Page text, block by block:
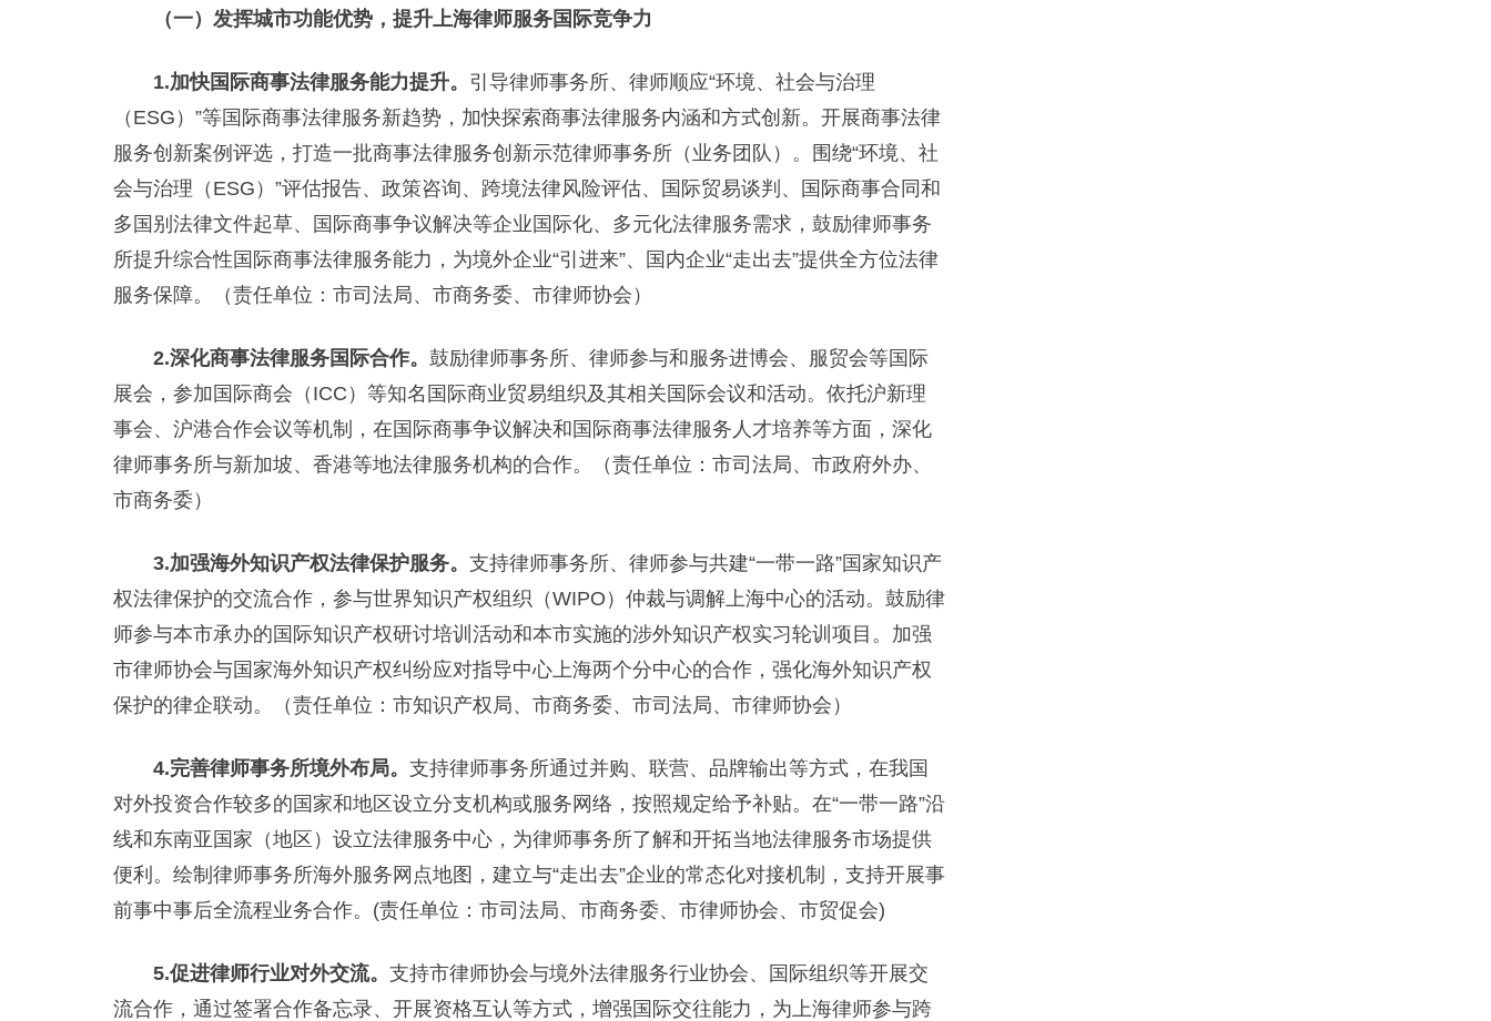
（一）发挥城市功能优势，提升上海律师服务国际竞争力
1.加快国际商事法律服务能力提升。 引导律师事务所、律师顺应“环境、社会与治理
（ESG）”等国际商事法律服务新趋势，加快探索商事法律服务内涵和方式创新。开展商事法律
服务创新案例评选，打造一批商事法律服务创新示范律师事务所（业务团队）。围绕“环境、社
会与治理（ESG）”评估报告、政策咨询、跨境法律风险评估、国际贸易谈判、国际商事合同和
多国别法律文件起草、国际商事争议解决等企业国际化、多元化法律服务需求，鼓励律师事务
所提升综合性国际商事法律服务能力，为境外企业“引进来”、国内企业“走出去”提供全方位法律
服务保障。（责任单位：市司法局、市商务委、市律师协会）
2.深化商事法律服务国际合作。 鼓励律师事务所、律师参与和服务进博会、服贸会等国际
展会，参加国际商会（ICC）等知名国际商业贸易组织及其相关国际会议和活动。依托沪新理
事会、沪港合作会议等机制，在国际商事争议解决和国际商事法律服务人才培养等方面，深化
律师事务所与新加坡、香港等地法律服务机构的合作。（责任单位：市司法局、市政府外办、
市商务委）
3.加强海外知识产权法律保护服务。 支持律师事务所、律师参与共建“一带一路”国家知识产
权法律保护的交流合作，参与世界知识产权组织（WIPO）仲裁与调解上海中心的活动。鼓励律
师参与本市承办的国际知识产权研讨培训活动和本市实施的涉外知识产权实习轮训项目。加强
市律师协会与国家海外知识产权纠纷应对指导中心上海两个分中心的合作，强化海外知识产权
保护的律企联动。（责任单位：市知识产权局、市商务委、市司法局、市律师协会）
4.完善律师事务所境外布局。 支持律师事务所通过并购、联营、品牌输出等方式，在我国
对外投资合作较多的国家和地区设立分支机构或服务网络，按照规定给予补贴。在“一带一路”沿
线和东南亚国家（地区）设立法律服务中心，为律师事务所了解和开拓当地法律服务市场提供
便利。绘制律师事务所海外服务网点地图，建立与“走出去”企业的常态化对接机制，支持开展事
前事中事后全流程业务合作。(责任单位：市司法局、市商务委、市律师协会、市贸促会)
5.促进律师行业对外交流。 支持市律师协会与境外法律服务行业协会、国际组织等开展交
流合作，通过签署合作备忘录、开展资格互认等方式，增强国际交往能力，为上海律师参与跨